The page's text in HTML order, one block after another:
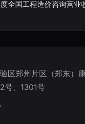
全国工程造价咨询营业
区郑州片区（郑东）
号、1301号